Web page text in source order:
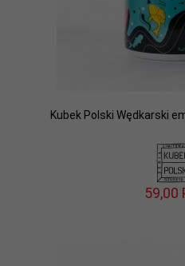
Kubek Polski Wędkarski
59,00